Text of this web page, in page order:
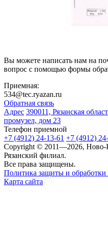
Вы можете написать нам на
вопрос с помощью формы
Приемная:
534@tec.ryazan.ru
Обратная связь
Адрес 390011, Рязанская
промузел, дом 23
Телефон приемной
+7 (4912) 24-13-61 +7 (4912)
Copyright © 2011—2026, Ново-
Рязанский филиал.
Все права защищены.
Политика защиты и
Карта сайта